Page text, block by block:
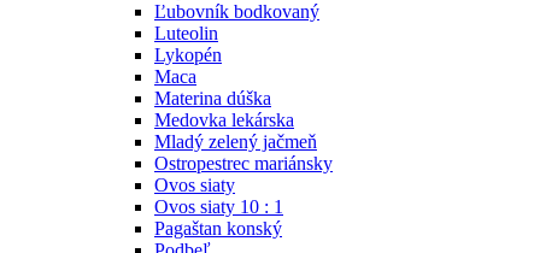
Ľubovník bodkovaný
Luteolin
Lykopén
Maca
Materina dúška
Medovka lekárska
Mladý zelený jačmeň
Ostropestrec mariánsky
Ovos siaty
Ovos siaty 10 : 1
Pagaštan konský